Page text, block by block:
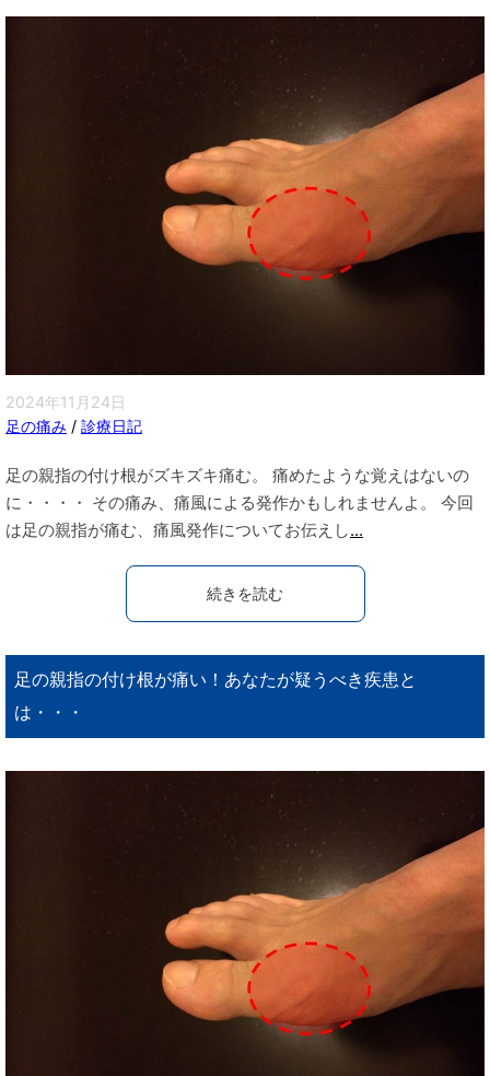
2024年11月24日
足の痛み / 診療日記
足の親指の付け根がズキズキ痛む。 痛めたような覚えはないの
に・・・・ その痛み、痛風による発作かもしれませんよ。 今回
は足の親指が痛む、痛風発作についてお伝えし...
続きを読む
足の親指の付け根が痛い！あなたが疑うべき疾患と
は・・・